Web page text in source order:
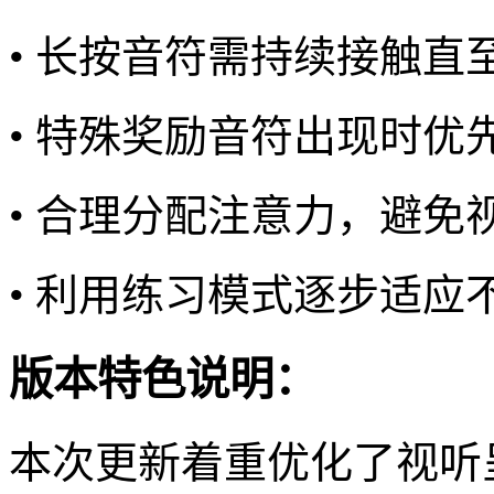
• 长按音符需持续接触直
• 特殊奖励音符出现时优
• 合理分配注意力，避免
• 利用练习模式逐步适应
版本特色说明：
本次更新着重优化了视